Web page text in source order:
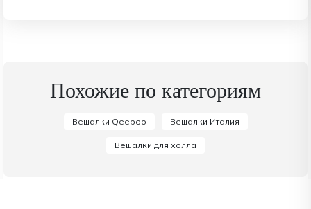
поднос Girotondo, который стал
первым в серии продуктов,
миллионов экземпляров. Это
положило начало плодотворному
Похожие по категориям
Вешалки Qeeboo Вешалки Италия
Вешалки для холла